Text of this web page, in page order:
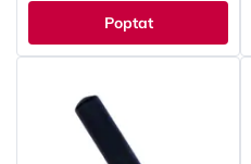
MAZDA, MERCURY, MITSUBISHI,
PANOZ, PERODUA, PROTON,
Poptat